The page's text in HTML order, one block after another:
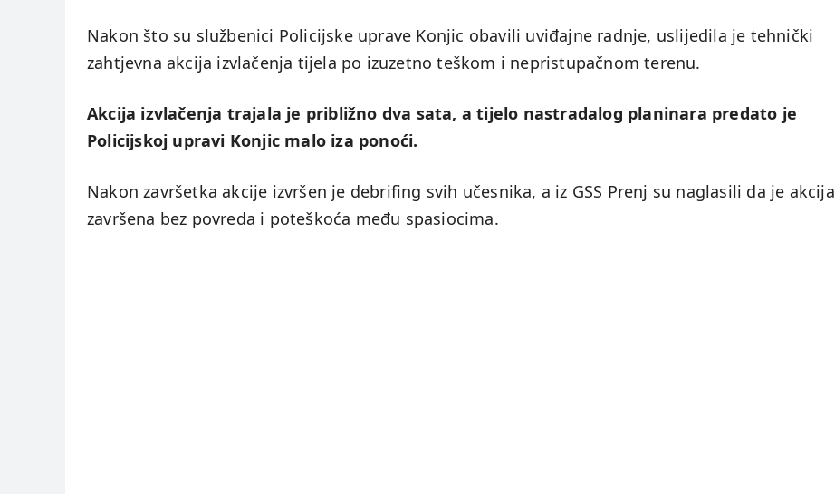
Nakon što su službenici Policijske uprave Konjic obavili uviđajne radnje, uslijedila je tehnički
zahtjevna akcija izvlačenja tijela po izuzetno teškom i nepristupačnom terenu.
Akcija izvlačenja trajala je približno dva sata, a tijelo nastradalog planinara predato je
Policijskoj upravi Konjic malo iza ponoći.
Nakon završetka akcije izvršen je debrifing svih učesnika, a iz GSS Prenj su naglasili da je akcija
završena bez povreda i poteškoća među spasiocima.